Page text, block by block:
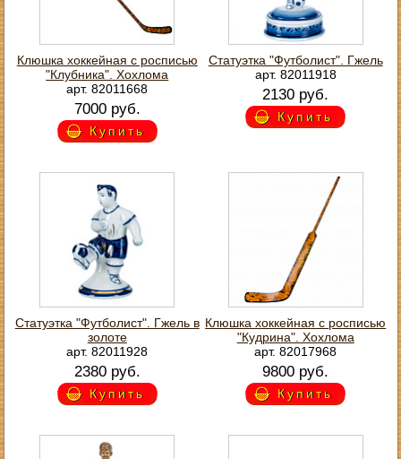
Клюшка хоккейная с росписью
"Клубника". Хохлома
арт. 82011668
7000 руб.
Купить
Статуэтка "Футболист". Гжель
арт. 82011918
2130 руб.
Купить
Статуэтка "Футболист". Гжель в
золоте
арт. 82011928
2380 руб.
Купить
Клюшка хоккейная с росписью
"Кудрина". Хохлома
арт. 82017968
9800 руб.
Купить